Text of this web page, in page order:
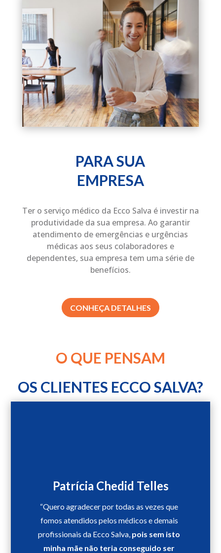
PARA SUA
EMPRESA
Ter o serviço médico da Ecco Salva é investir na
produtividade da sua empresa. Ao garantir
atendimento de emergências e urgências
médicas aos seus colaboradores e
dependentes, sua empresa tem uma série de
benefícios.
CONHEÇA DETALHES
O QUE PENSAM‍
OS CLIENTES ECCO SALVA?
Patrícia Chedid Telles
“Quero agradecer por todas as vezes que
fomos atendidos pelos médicos e demais
profissionais da Ecco Salva, pois sem isto
minha mãe não teria conseguido ser